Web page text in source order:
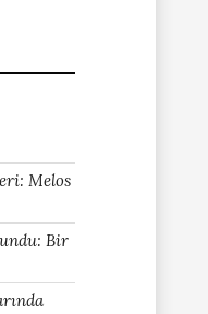
Melos
Bir